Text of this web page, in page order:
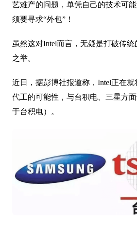
艺难产的问题，单凭自己的技术可
须要寻求“外包”！
虽然这对Intel而言，无疑是打破传
之举。
近日，据彭博社报道称，Intel正在
代工的可能性，与台积电、三星方
于台积电）。